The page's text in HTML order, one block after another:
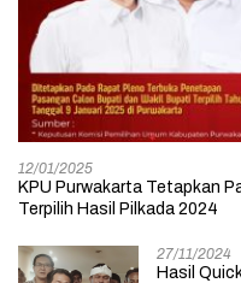
12/01/2025
KPU Purwakarta Tetapkan
Terpilih Hasil Pilkada 2024
27/11/2024
Hasil